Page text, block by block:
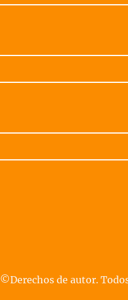
©Derechos de autor.